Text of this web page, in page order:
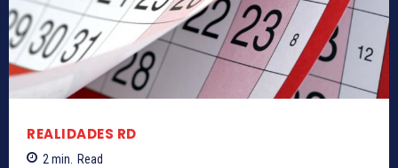
REALIDADES RD
2min. Read